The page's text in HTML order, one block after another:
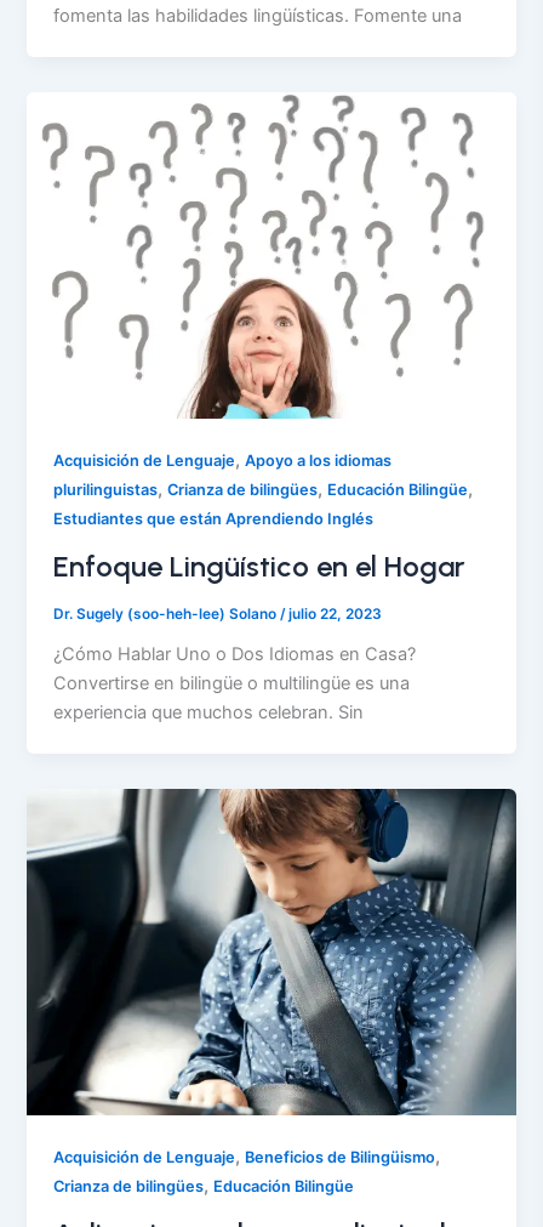
fomenta las habilidades lingüísticas. Fomente una
Acquisición de Lenguaje,Apoyo a los idiomas
plurilinguistas,Crianza de bilingües, Educación Bilingüe,
Estudiantes que están Aprendiendo Inglés
Enfoque Lingüístico en el Hogar
Dr. Sugely (soo-heh-lee) Solano/julio 22, 2023
¿Cómo Hablar Uno o Dos Idiomas en Casa?
Convertirse en bilingüe o multilingüe es una
experiencia que muchos celebran. Sin
Acquisición de Lenguaje, Beneficios de Bilingüismo,
Crianza de bilingües, Educación Bilingüe